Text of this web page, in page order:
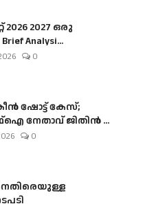
2027 ഒരു
Analysi...
0
ഷോട്ട് കേസ്;
നേതാവ് ജിതിൻ ...
0